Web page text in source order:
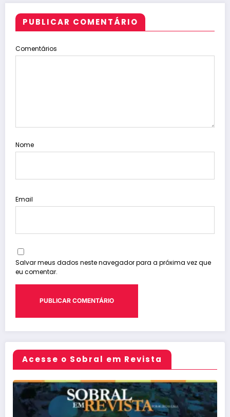
PUBLICAR COMENTÁRIO
Comentários
Nome
Email
Salvar meus dados neste navegador para a próxima vez que
eu comentar.
Acesse o Sobral em Revista